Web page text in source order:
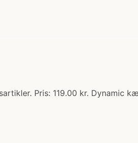
Pris: 119.00 kr.